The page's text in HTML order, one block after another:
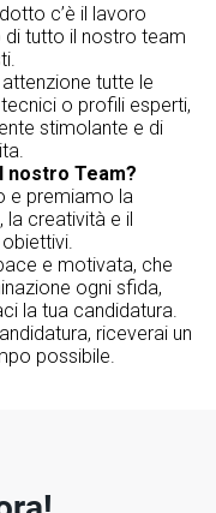
c’è il lavoro
di tutto il nostro team
tutte le
o profili esperti,
stimolante e di
nostro Team?
e premiamo la
la creatività e il
e motivata, che
ogni sfida,
la tua candidatura.
riceverai un
possibile.